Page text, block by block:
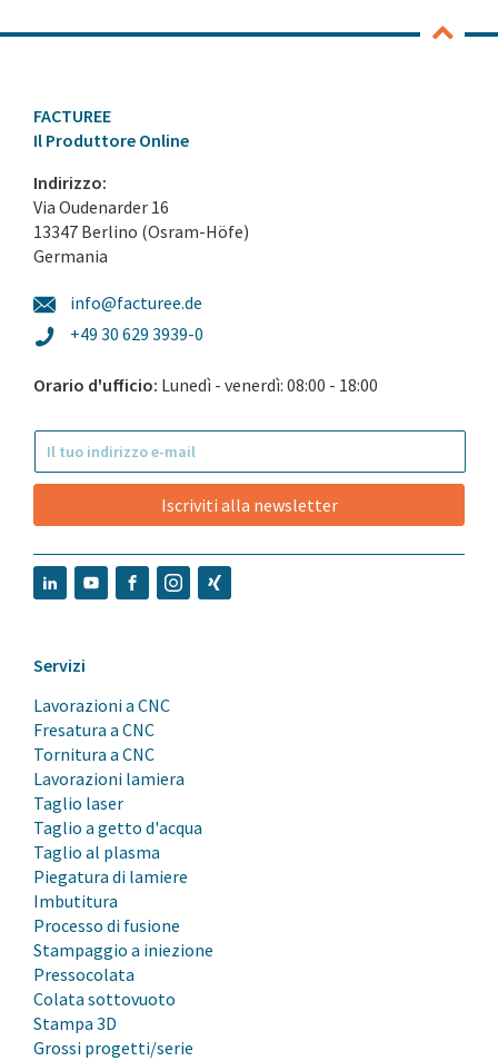
FACTUREE
Il Produttore Online
Indirizzo:
Via Oudenarder 16
13347 Berlino (Osram-Höfe)
Germania
info@facturee.de
+49 30 629 3939-0
Orario d'ufficio: Lunedì - venerdì: 08:00 - 18:00
Iscriviti alla newsletter
Servizi
Lavorazioni a CNC
Fresatura a CNC
Tornitura a CNC
Lavorazioni lamiera
Taglio laser
Taglio a getto d'acqua
Taglio al plasma
Piegatura di lamiere
Imbutitura
Processo di fusione
Stampaggio a iniezione
Pressocolata
Colata sottovuoto
Stampa 3D
Grossi progetti/serie